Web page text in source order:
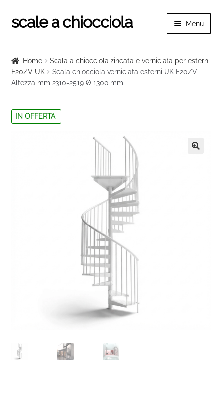
Vai
alla
Vai
al
scale a chiocciola Menu
il
menu
Tutte le scale
Ringhiere e balaustre
menu
Home
Scala a chiocciola zincata e verniciata per esterni
F20ZV UK
Scala chiocciola verniciata esterni UK F20ZV
Altezza mm 2310-2519 Ø 1300 mm
IN OFFERTA!